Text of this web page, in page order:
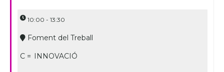
10:00 - 13:30
Foment del Treball
C = INNOVACIÓ